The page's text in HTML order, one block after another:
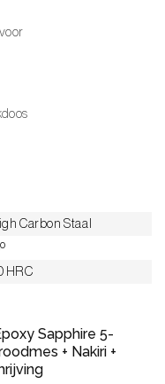
Carbon Staal
HRC
Sapphire 5-
+ Nakiri +